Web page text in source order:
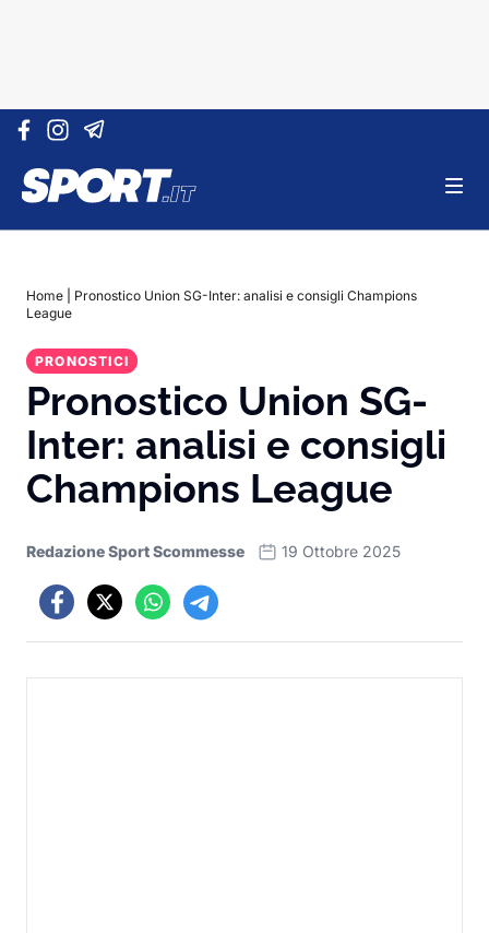
Vai al contenuto
Home
Pronostico Union SG-Inter: analisi e consigli Champions
League
PRONOSTICI
Pronostico Union SG-
Inter: analisi e consigli
Champions League
Redazione Sport Scommesse 19 Ottobre 2025